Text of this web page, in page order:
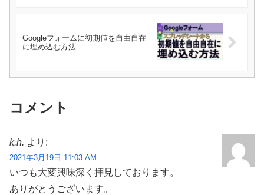
Googleフォームに初期値を自由自在
に埋め込む方法
コメント
k.h. より:
2021年3月19日 11:03 AM
いつも大変興味深く拝見しております。
ありがとうございます。